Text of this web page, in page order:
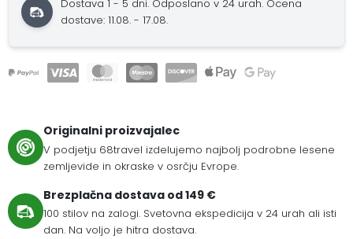
Dostava 1 - 5 dni. Odposlano v 24 urah. Ocena
dostave: 11.08. - 17.08.
Originalni proizvajalec
V podjetju 68travel izdelujemo najbolj podrobne lesene
zemljevide in okraske v osrčju Evrope.
Brezplačna dostava od 149 €
100 stilov na zalogi. Svetovna ekspedicija v 24 urah ali isti
dan. Na voljo je hitra dostava.